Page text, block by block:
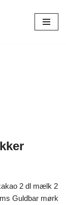
2 dl mælk 2
Guldbar mørk